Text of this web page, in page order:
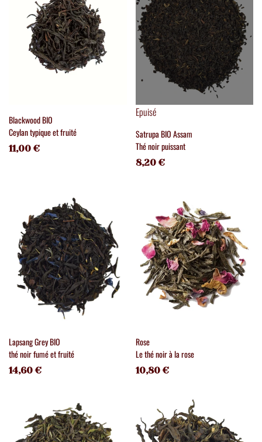
Blackwood BIO
Ceylan typique et fruité
11,00 €
Epuisé
Satrupa BIO Assam
Thé noir puissant
8,20 €
Lapsang Grey BIO
thé noir fumé et fruité
14,60 €
Rose
Le thé noir à la rose
10,80 €